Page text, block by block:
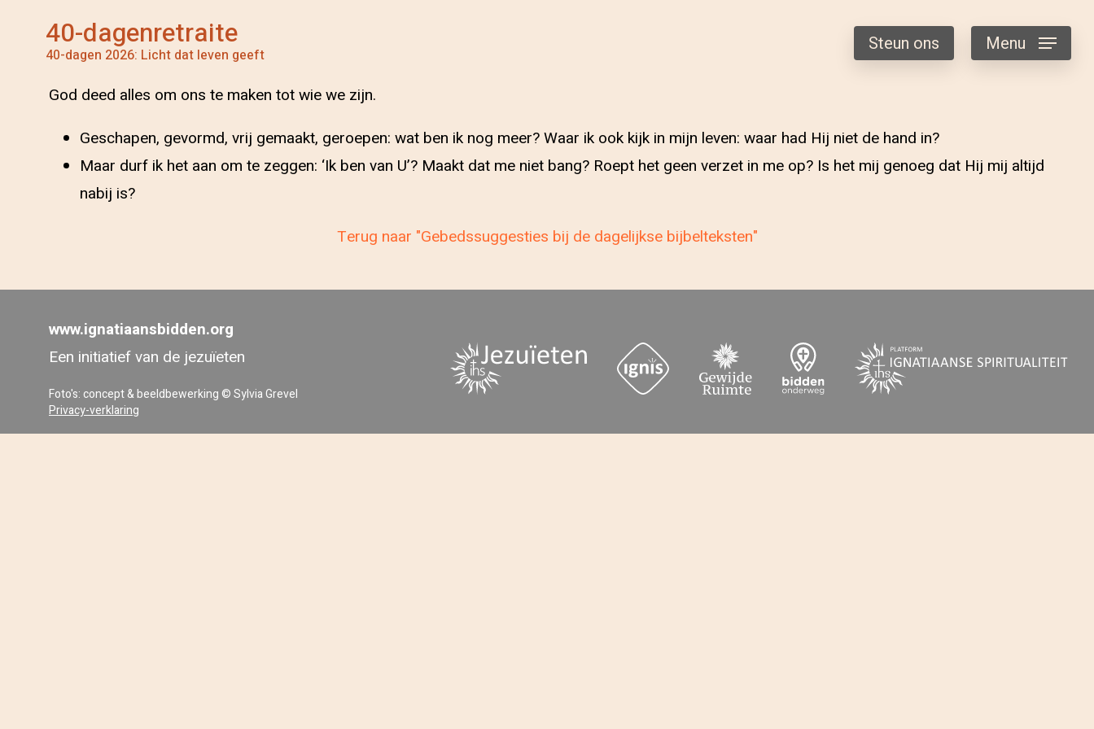
40-dagenretraite
40-dagen 2026: Licht dat leven geeft Steun ons Menu
God deed alles om ons te maken tot wie we zijn.
Geschapen, gevormd, vrij gemaakt, geroepen: wat ben ik nog meer? Waar ik ook kijk in mijn leven: waar had Hij niet de hand in?
Maar durf ik het aan om te zeggen: ‘Ik ben van U’? Maakt dat me niet bang? Roept het geen verzet in me op? Is het mij genoeg dat Hij mij altijd
nabij is?
Terug naar "Gebedssuggesties bij de dagelijkse bijbelteksten"
www.ignatiaansbidden.org
Een initiatief van de jezuïeten
Foto's: concept & beeldbewerking © Sylvia Grevel
Privacy-verklaring